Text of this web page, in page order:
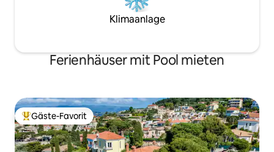
Klimaanlage
Ferienhäuser mit Pool mieten
Beliebter Gäste-Favorit.
Gäste-Favorit